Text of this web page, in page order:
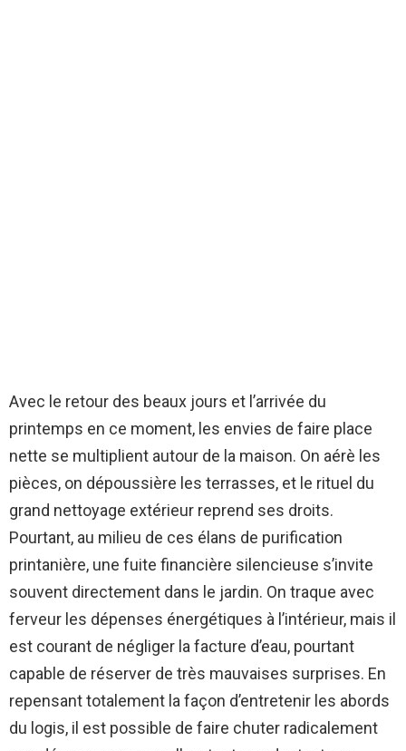
Avec le retour des beaux jours et l’arrivée du
printemps en ce moment, les envies de faire place
nette se multiplient autour de la maison. On aérè les
pièces, on dépoussière les terrasses, et le rituel du
grand nettoyage extérieur reprend ses droits.
Pourtant, au milieu de ces élans de purification
printanière, une fuite financière silencieuse s’invite
souvent directement dans le jardin. On traque avec
ferveur les dépenses énergétiques à l’intérieur, mais il
est courant de négliger la facture d’eau, pourtant
capable de réserver de très mauvaises surprises. En
repensant totalement la façon d’entretenir les abords
du logis, il est possible de faire chuter radicalement